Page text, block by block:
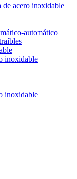
de acero inoxidable
automático
inoxidable
inoxidable